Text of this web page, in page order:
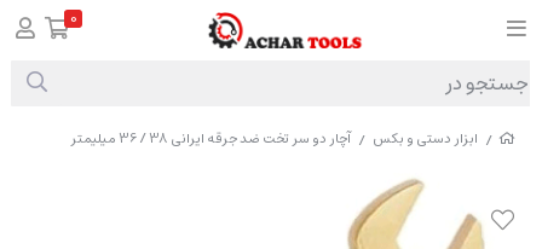
/ ابزار دستی و بکس / آچار دو سر تخت ضد جرقه ایرانی 38 / 36 میلیمتر
0